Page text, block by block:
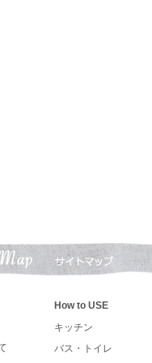
、予約受付中!卓上カレンダー
ラングカレンダー2024年入荷
31 ♫ 2024年USAラングカレン
How to USE
キッチン
バス・トイレ